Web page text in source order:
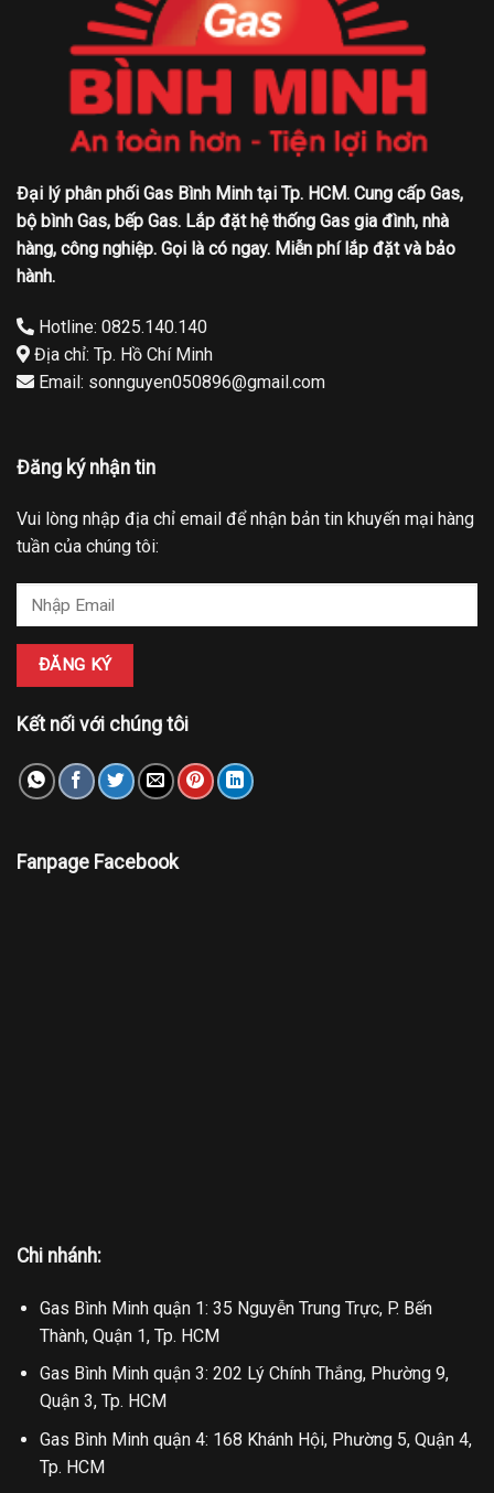
Đại lý phân phối Gas Bình Minh tại Tp. HCM. Cung cấp Gas,
bộ bình Gas, bếp Gas. Lắp đặt hệ thống Gas gia đình, nhà
hàng, công nghiệp. Gọi là có ngay. Miễn phí lắp đặt và bảo
hành.
Hotline: 0825.140.140
Địa chỉ: Tp. Hồ Chí Minh
Email: sonnguyen050896@gmail.com
Đăng ký nhận tin
Vui lòng nhập địa chỉ email để nhận bản tin khuyến mại hàng
tuần của chúng tôi:
Kết nối với chúng tôi
Fanpage Facebook
Chi nhánh:
Gas Bình Minh quận 1: 35 Nguyễn Trung Trực, P. Bến
Thành, Quận 1, Tp. HCM
Gas Bình Minh quận 3: 202 Lý Chính Thắng, Phường 9,
Quận 3, Tp. HCM
Gas Bình Minh quận 4: 168 Khánh Hội, Phường 5, Quận 4,
Tp. HCM